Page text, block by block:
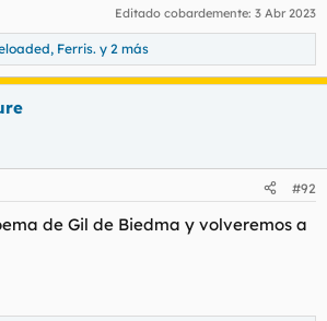
Editado cobardemente: 3 Abr 2023
, Ferris. y 2 más
#92
de Gil de Biedma y volveremos a